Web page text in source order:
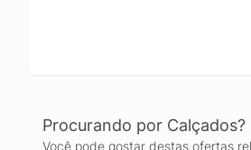
Procurando por Calçados?
Você pode gostar destas ofertas